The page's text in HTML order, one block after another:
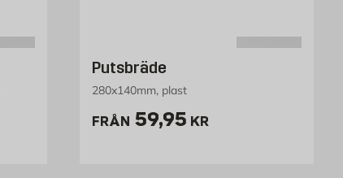
Putsbräde
280x140mm, plast
FRÅN Pris 59.95 kr
59,95 KR